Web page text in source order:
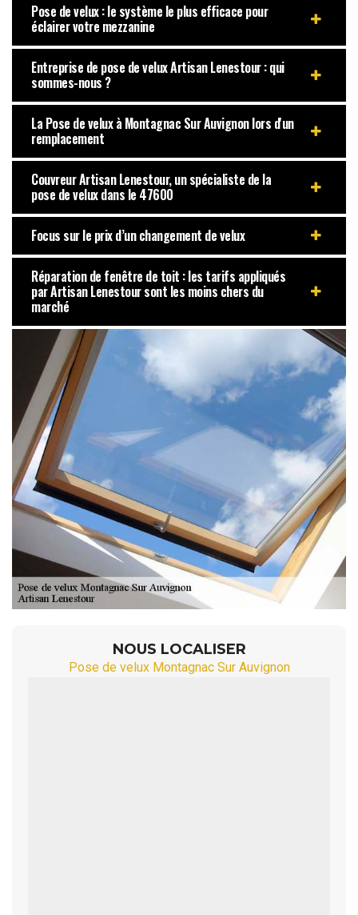
Pose de velux : le système le plus efficace pour
éclairer votre mezzanine
Entreprise de pose de velux Artisan Lenestour : qui
sommes-nous ?
La Pose de velux à Montagnac Sur Auvignon lors d'un
remplacement
Couvreur Artisan Lenestour, un spécialiste de la
pose de velux dans le 47600
Focus sur le prix d’un changement de velux
Réparation de fenêtre de toit : les tarifs appliqués
par Artisan Lenestour sont les moins chers du
marché
NOUS LOCALISER
Pose de velux Montagnac Sur Auvignon